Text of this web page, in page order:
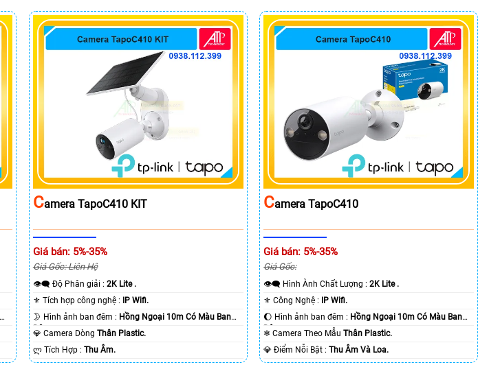
CAmera TapoC410 KIT
Giá bán: 5%-35%
Giá Gốc: Liên Hệ
👁️‍🗨 Độ Phân giải : 2K Lite .
⚜️ Tích hợp công nghệ :
IP Wifi.
🌛 Hình ảnh ban đêm : Hồng Ngoại 10m Có Màu Ban
Ðêm.💎 Camera Dòng Thân Plastic.
️ლ Tích Hợp : Thu Âm.
CAmera TapoC410
Giá bán: 5%-35%
Giá Gốc:
👁️‍🗨 Hình Ành Chất Lượng :2K Lite .
⚜️ Công Nghệ :
IP Wifi.
🌔 Hình ảnh ban đêm : Hồng Ngoại 10m Có Màu Ban
Ðêm.❄ Camera Theo MẫuThân Plastic.
️💎 Điểm Nỗi Bật :Thu Âm Và Loa.